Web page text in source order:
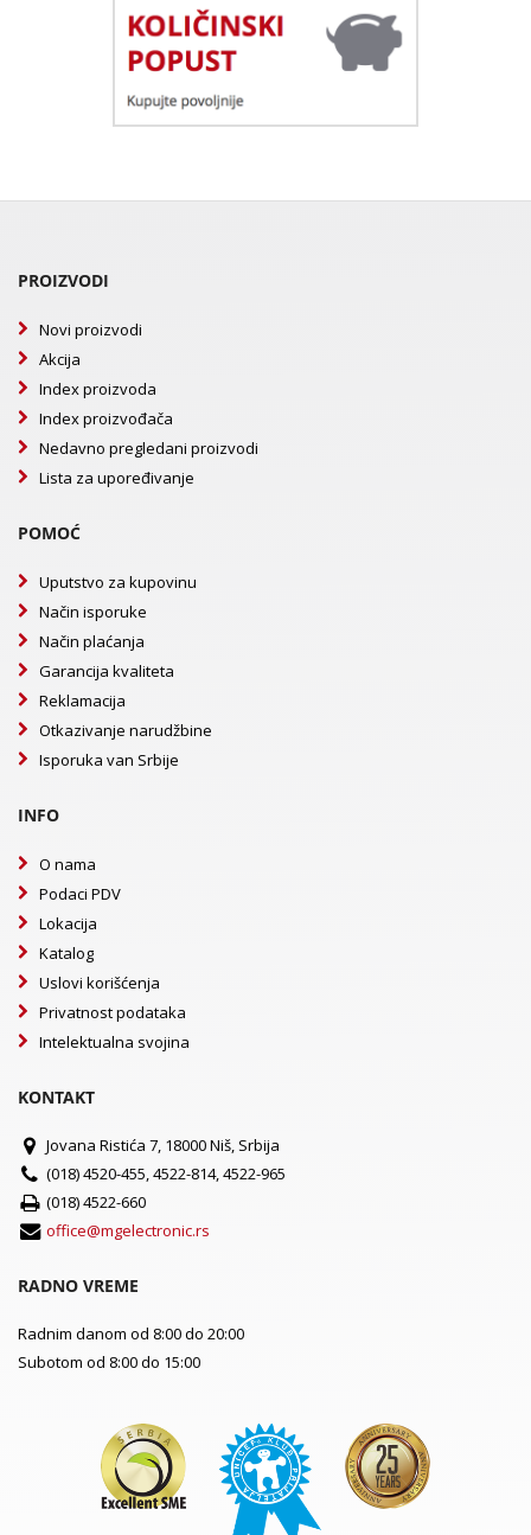
PROIZVODI
Novi proizvodi
Akcija
Index proizvoda
Index proizvođača
Nedavno pregledani proizvodi
Lista za upoređivanje
POMOĆ
Uputstvo za kupovinu
Način isporuke
Način plaćanja
Garancija kvaliteta
Reklamacija
Otkazivanje narudžbine
Isporuka van Srbije
INFO
O nama
Podaci PDV
Lokacija
Katalog
Uslovi korišćenja
Privatnost podataka
Intelektualna svojina
KONTAKT
Jovana Ristića 7, 18000 Niš, Srbija
(018) 4520-455, 4522-814, 4522-965
(018) 4522-660
office@mgelectronic.rs
RADNO VREME
Radnim danom od 8:00 do 20:00
Subotom od 8:00 do 15:00